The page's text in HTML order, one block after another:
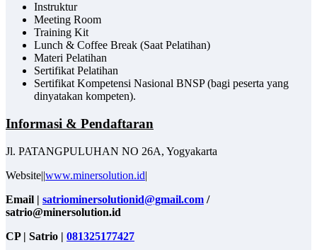
Instruktur
Meeting Room
Training Kit
Lunch & Coffee Break (Saat Pelatihan)
Materi Pelatihan
Sertifikat Pelatihan
Sertifikat Kompetensi Nasional BNSP (bagi peserta yang
dinyatakan kompeten).
Informasi & Pendaftaran
Jl. PATANGPULUHAN NO 26A, Yogyakarta
Website||www.minersolution.id|
Email | satriominersolutionid@gmail.com /
satrio@minersolution.id
CP | Satrio | 081325177427